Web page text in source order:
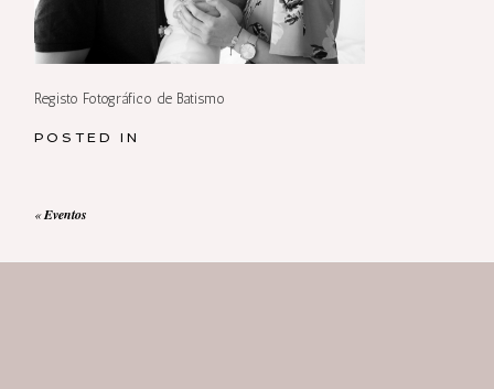
Registo Fotográfico de Batismo
POSTED IN
«Eventos